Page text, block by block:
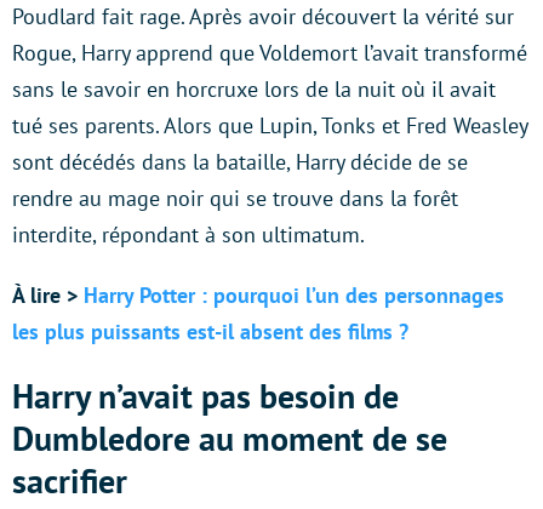
Poudlard fait rage. Après avoir découvert la vérité sur
Rogue, Harry apprend que Voldemort l’avait transformé
sans le savoir en horcruxe lors de la nuit où il avait
tué ses parents. Alors que Lupin, Tonks et Fred Weasley
sont décédés dans la bataille, Harry décide de se
rendre au mage noir qui se trouve dans la forêt
interdite, répondant à son ultimatum.
À lire > Harry Potter : pourquoi l’un des personnages
les plus puissants est-il absent des films ?
Harry n’avait pas besoin de
Dumbledore au moment de se
sacrifier